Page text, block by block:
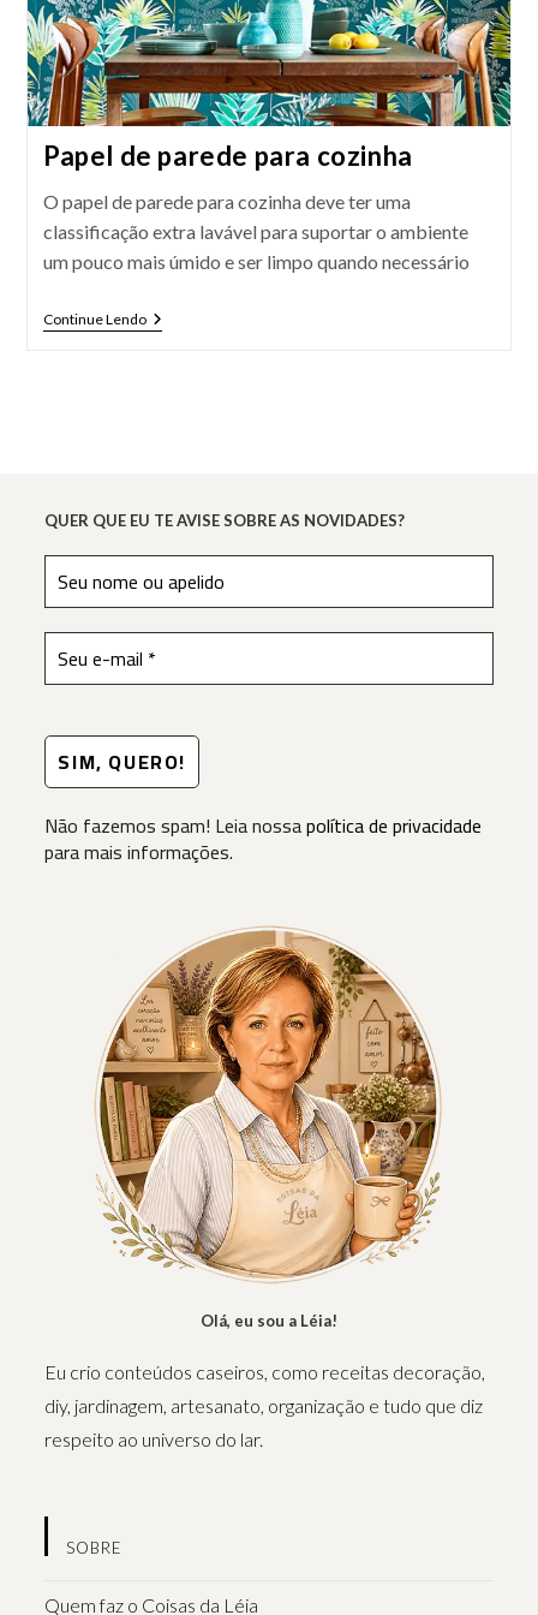
Papel de parede para cozinha
O papel de parede para cozinha deve ter uma
classificação extra lavável para suportar o ambiente
um pouco mais úmido e ser limpo quando necessário
Continue LendoPapel
De
QUER QUE EU TE AVISE SOBRE AS NOVIDADES?
Não fazemos spam! Leia nossapolítica de privacidade
para mais informações.
Olá, eu sou a Léia!
Eu crio conteúdos caseiros, como receitas decoração,
diy, jardinagem, artesanato, organização e tudo que diz
respeito ao universo do lar.
SOBRE
Quem faz o Coisas da Léia